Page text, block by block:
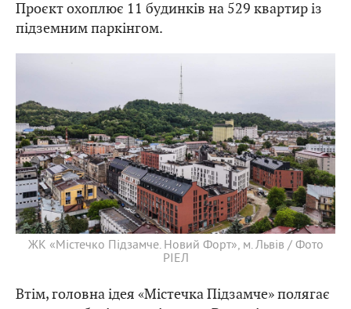
Проєкт охоплює 11 будинків на 529 квартир із
підземним паркінгом.
ЖК «Містечко Підзамче. Новий Форт», м. Львів / Фото
РІЕЛ
Втім, головна ідея «Містечка Підзамче» полягає